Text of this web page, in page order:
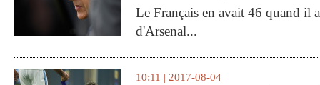
Le Français en avait 46 quand il
d'Arsenal...
10:11 | 2017-08-04